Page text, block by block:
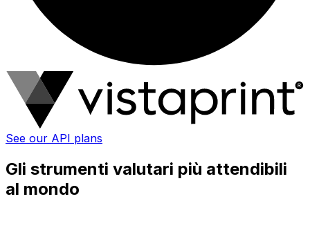
See our API plans
Gli strumenti valutari più attendibili
al mondo